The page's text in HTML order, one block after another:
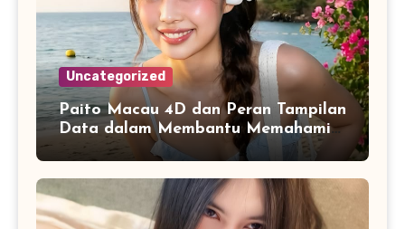
Uncategorized
Paito Macau 4D dan Peran Tampilan
Data dalam Membantu Memahami
Riwayat Informasi